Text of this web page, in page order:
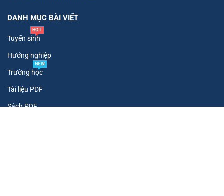
DANH MỤC BÀI VIẾT
Tuyển sinh
HOT
Hướng nghiệp
Trường học
NEW
Tài liệu PDF
Sách PDF